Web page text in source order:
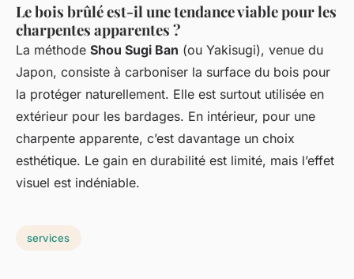
Le bois brûlé est-il une tendance viable pour les
charpentes apparentes ?
La méthode Shou Sugi Ban (ou Yakisugi), venue du
Japon, consiste à carboniser la surface du bois pour
la protéger naturellement. Elle est surtout utilisée en
extérieur pour les bardages. En intérieur, pour une
charpente apparente, c’est davantage un choix
esthétique. Le gain en durabilité est limité, mais l’effet
visuel est indéniable.
services